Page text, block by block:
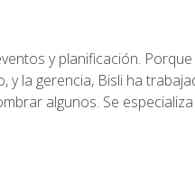
y planificación.
y la gerencia, Bisli ha
algunos. Se